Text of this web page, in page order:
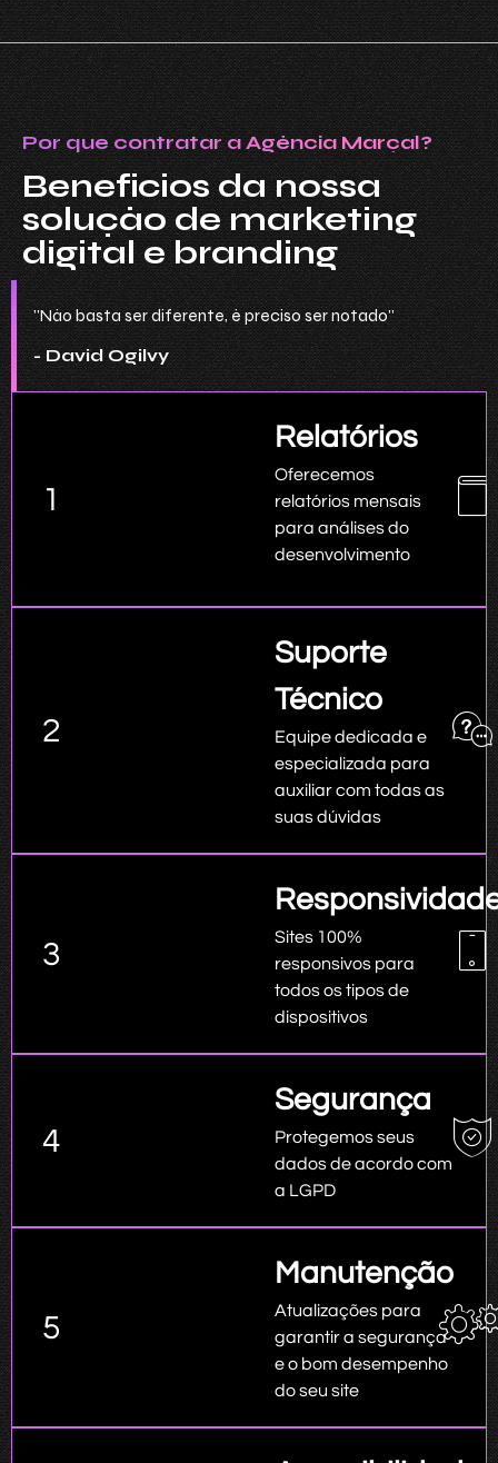
Por que contratar a Agência Marçal?
Benefícios da nossa
solução de marketing
digital e branding
"Não basta ser diferente, é preciso ser notado”
- David Ogilvy
1
Relatórios
Oferecemos
relatórios mensais
para análises do
desenvolvimento
2
Suporte
Técnico
Equipe dedicada e
especializada para
auxiliar com todas as
suas dúvidas
3
Sites 100%
responsivos para
todos os tipos de
dispositivos
4
Segurança
Protegemos seus
dados de acordo com
a LGPD
5
Manutenção
Atualizações para
garantir a segurança
e o bom desempenho
do seu site